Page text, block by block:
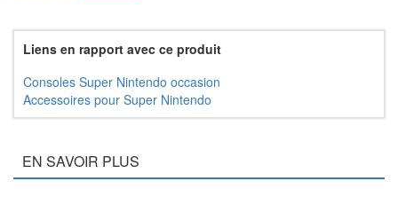
Liens en rapport avec ce produit
Consoles Super Nintendo occasion
Accessoires pour Super Nintendo
EN SAVOIR PLUS